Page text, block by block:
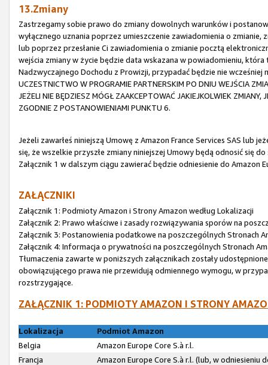
13.Zmiany
Zastrzegamy sobie prawo do zmiany dowolnych warunków i
wyłącznego uznania poprzez umieszczenie zawiadomienia o
lub poprzez przesłanie Ci zawiadomienia o zmianie pocztą
wejścia zmiany w życie będzie data wskazana w powiadomieniu,
Nadzwyczajnego Dochodu z Prowizji, przypadać będzie nie
UCZESTNICTWO W PROGRAMIE PARTNERSKIM PO DNIU WEJŚCIA
JEŻELI NIE BĘDZIESZ MÓGŁ ZAAKCEPTOWAĆ JAKIEJKOLWIEK
ZGODNIE Z POSTANOWIENIAMI PUNKTU 6.
Jeżeli zawarłeś niniejszą Umowę z Amazon France Services SAS lub
się, że wszelkie przyszłe zmiany niniejszej Umowy będą odnosić się
Załącznik 1 w dalszym ciągu zawierać będzie odniesienie do Amazon
ZAŁĄCZNIKI
Załącznik 1: Podmioty Amazon i Strony Amazon według Lokalizacji
Załącznik 2: Prawo właściwe i zasady rozwiązywania sporów na
Załącznik 3: Postanowienia podatkowe na poszczególnych Stronach
Załącznik 4: Informacja o prywatności na poszczególnych Stronach
Tłumaczenia zawarte w poniższych załącznikach zostały
obowiązującego prawa nie przewidują odmiennego wymogu, w
rozstrzygające.
ZAŁĄCZNIK 1: PODMIOTY AMAZON I STRONY
Lokalizacja
Podmiot Amazon
Belgia
Amazon Europe Core S.à r.l.
Francja
Amazon Europe Core S.à r.l. (lub, w